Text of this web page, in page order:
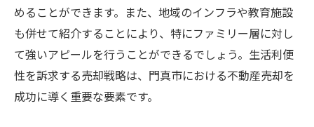
めることができます。また、地域のインフラや教育施設
も併せて紹介することにより、特にファミリー層に対し
て強いアピールを行うことができるでしょう。生活利便
性を訴求する売却戦略は、門真市における不動産売却を
成功に導く重要な要素です。